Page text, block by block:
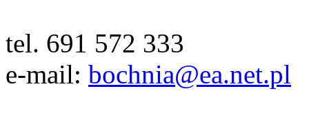
tel. 691 572 333
e-mail: bochnia@ea.net.pl